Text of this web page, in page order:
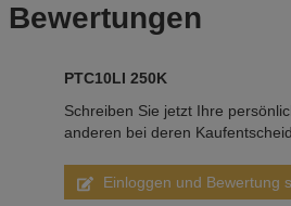
Bewertungen
PTC10LI 250K
Schreiben Sie jetzt Ihre
anderen bei deren
Einloggen und Bewertung